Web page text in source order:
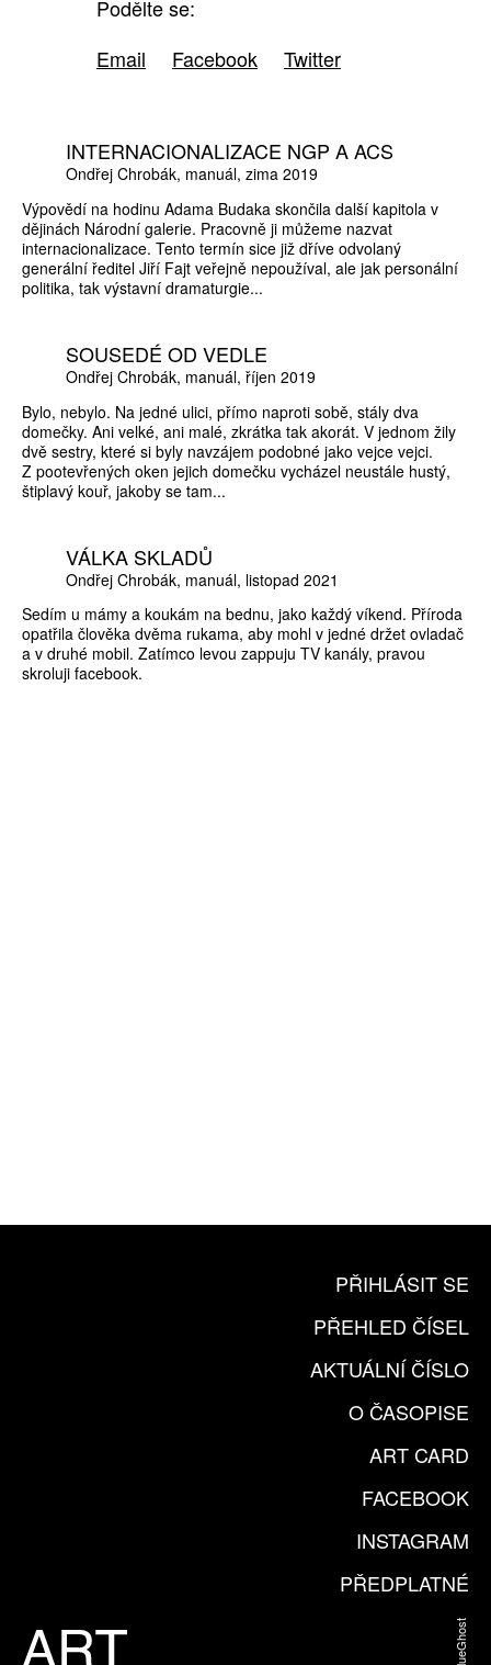
Podělte se:
Email
Facebook Twitter
INTERNACIONALIZACE NGP A ACS
Ondřej Chrobák manuál zima 2019
Výpovědí na hodinu Adama Budaka skončila další kapitola v
dějinách Národní galerie. Pracovně ji můžeme nazvat
internacionalizace. Tento termín sice již dříve odvolaný
generální ředitel Jiří Fajt veřejně nepoužíval, ale jak personální
politika, tak výstavní dramaturgie...
SOUSEDÉ OD VEDLE
Ondřej Chrobák manuál říjen 2019
Bylo, nebylo. Na jedné ulici, přímo naproti sobě, stály dva
domečky. Ani velké, ani malé, zkrátka tak akorát. V jednom žily
dvě sestry, které si byly navzájem podobné jako vejce vejci.
Z pootevřených oken jejich domečku vycházel neustále hustý,
štiplavý kouř, jakoby se tam...
VÁLKA SKLADŮ
Ondřej Chrobák manuál listopad 2021
Sedím u mámy a koukám na bednu, jako každý víkend. Příroda
opatřila člověka dvěma rukama, aby mohl v jedné držet ovladač
a v druhé mobil. Zatímco levou zappuju TV kanály, pravou
skroluji facebook.
PŘIHLÁSIT SE
PŘEHLED ČÍSEL
AKTUÁLNÍ ČÍSLO
O ČASOPISE
ART CARD
FACEBOOK
INSTAGRAM
PŘEDPLATNÉ